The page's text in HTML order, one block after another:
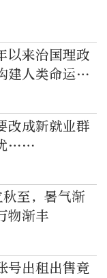
以来治国理政
建人类命运共
多正能量
改成新就业群
……
至，暑气渐
物渐丰
号出租出售竟